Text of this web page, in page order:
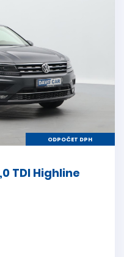
ODPOČET DPH
TDI Highline